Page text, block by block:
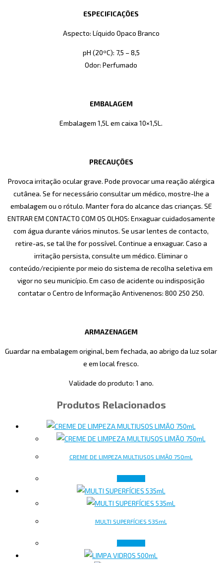
ESPECIFICAÇÕES
Aspecto: Líquido Opaco Branco
pH (20ºC): 7,5 – 8,5
Odor: Perfumado
EMBALAGEM
Embalagem 1,5L em caixa 10×1,5L.
PRECAUÇÕES
Provoca irritação ocular grave. Pode provocar uma reação alérgica
cutânea. Se for necessário consultar um médico, mostre-lhe a
embalagem ou o rótulo. Manter fora do alcance das crianças. SE
ENTRAR EM CONTACTO COM OS OLHOS: Enxaguar cuidadosamente
com água durante vários minutos. Se usar lentes de contacto,
retire-as, se tal lhe for possível. Continue a enxaguar. Caso a
irritação persista, consulte um médico. Eliminar o
conteúdo/recipiente por meio do sistema de recolha seletiva em
vigor no seu município. Em caso de acidente ou indisposição
contatar o Centro de Informação Antivenenos: 800 250 250.
ARMAZENAGEM
Guardar na embalagem original, bem fechada, ao abrigo da luz solar
e em local fresco.
Validade do produto: 1 ano.
Produtos Relacionados
CREME DE LIMPEZA MULTIUSOS LIMÃO 750mL
MULTI SUPERFÍCIES 535mL